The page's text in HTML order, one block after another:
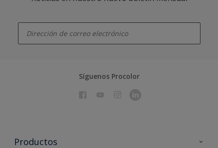
Síguenos Procolor
Productos